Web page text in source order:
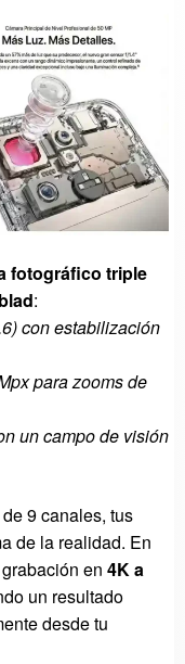
fotográfico triple
:
con estabilización
para zooms de
un campo de visión
9 canales, tus
de la realidad. En
en 4K a
un resultado
desde tu